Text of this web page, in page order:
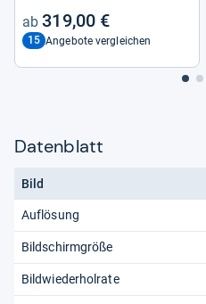
319,00 €
15 Angebote vergleichen
Datenblatt
Bild
Auflösung
Bildschirmgröße
Bildwiederholrate